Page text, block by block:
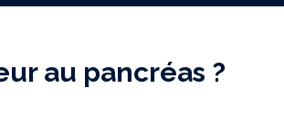
au pancréas ?